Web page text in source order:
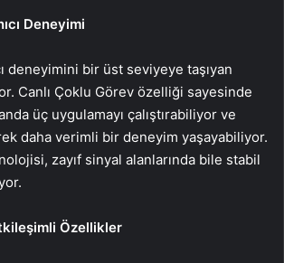
Deneyimi
deneyimini bir üst seviyeye taşıyan
Canlı Çoklu Görev özelliği sayesinde
üç uygulamayı çalıştırabiliyor ve
daha verimli bir deneyim yaşayabiliyor.
zayıf sinyal alanlarında bile stabil
Özellikler